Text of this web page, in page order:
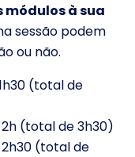
módulos à sua
sessão podem
ou não.
(total de
2h (total de 3h30)
2h30 (total de